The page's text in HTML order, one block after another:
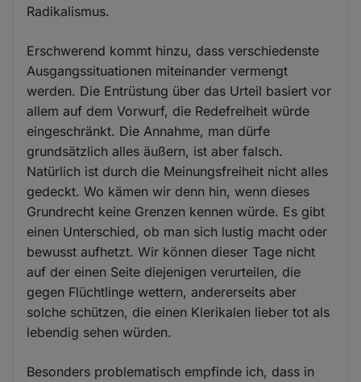
Radikalismus.
Erschwerend kommt hinzu, dass verschiedenste
Ausgangssituationen miteinander vermengt
werden. Die Entrüstung über das Urteil basiert vor
allem auf dem Vorwurf, die Redefreiheit würde
eingeschränkt. Die Annahme, man dürfe
grundsätzlich alles äußern, ist aber falsch.
Natürlich ist durch die Meinungsfreiheit nicht alles
gedeckt. Wo kämen wir denn hin, wenn dieses
Grundrecht keine Grenzen kennen würde. Es gibt
einen Unterschied, ob man sich lustig macht oder
bewusst aufhetzt. Wir können dieser Tage nicht
auf der einen Seite diejenigen verurteilen, die
gegen Flüchtlinge wettern, andererseits aber
solche schützen, die einen Klerikalen lieber tot als
lebendig sehen würden.
Besonders problematisch empfinde ich, dass in